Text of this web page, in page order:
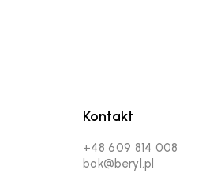
Kontakt
+48 609 814 008
bok@beryl.pl